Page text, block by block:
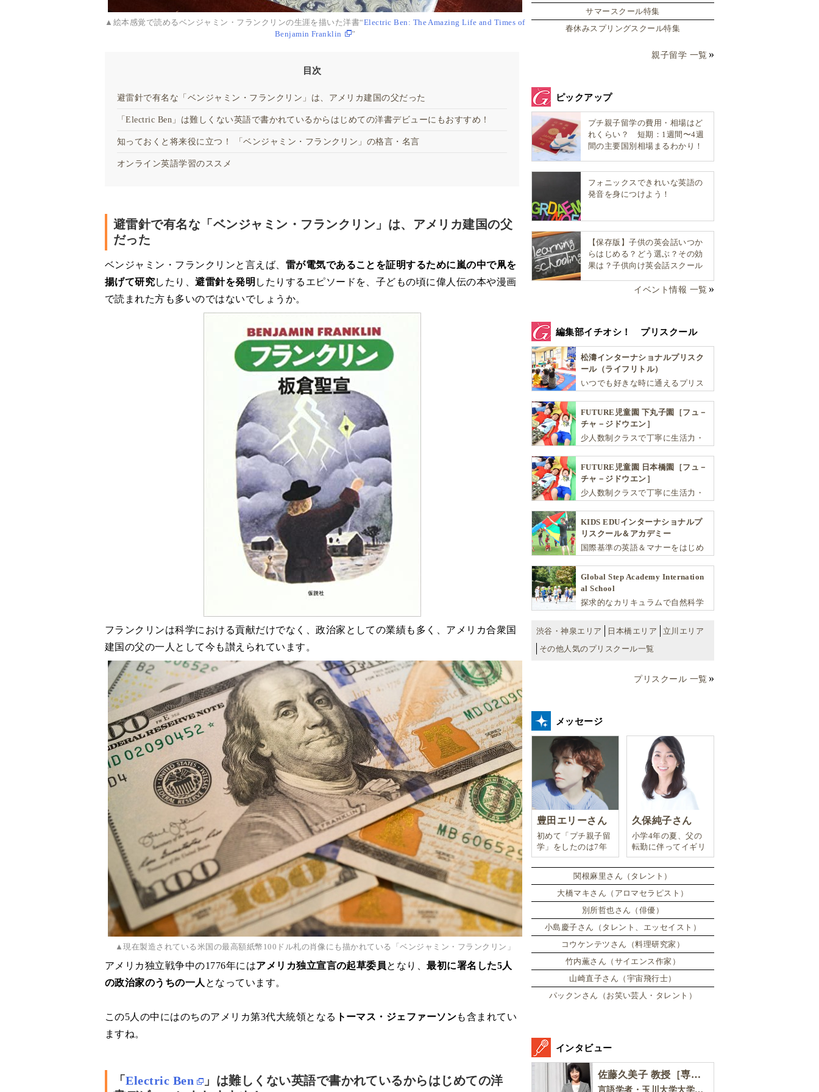
▲絵本感覚で読めるベンジャミン・フランクリンの生涯を描いた洋書“Electric Ben: The Amazing Life and Times of
Benjamin Franklin
”
目次
避雷針で有名な「ベンジャミン・フランクリン」は、アメリカ建国の父だった
「Electric Ben」は難しくない英語で書かれているからはじめての洋書デビューにもおすすめ！
知っておくと将来役に立つ！ 「ベンジャミン・フランクリン」の格言・名言
オンライン英語学習のススメ
避雷針で有名な「ベンジャミン・フランクリン」は、アメリカ建国の父
だった
ベンジャミン・フランクリンと言えば、 雷が電気であることを証明するために嵐の中で凧を
揚げて研究したり、避雷針を発明 したりするエピソードを、子どもの頃に偉人伝の本や漫画
で読まれた方も多いのではないでしょうか。
フランクリンは科学における貢献だけでなく、政治家としての業績も多く、アメリカ合衆国
建国の父の一人として今も讃えられています。
▲現在製造されている米国の最高額紙幣100ドル札の肖像にも描かれている「ベンジャミン・フランクリン」
アメリカ独立戦争中の1776年にはアメリカ独立宣言の起草委員となり、最初に署名した5人
の政治家のうちの一人 となっています。
この5人の中にはのちのアメリカ第3代大統領となる トーマス・ジェファーソンも含まれてい
ますね。
「Electric Ben 」は難しくない英語で書かれているからはじめての洋
サマースクール特集
春休みスプリングスクール特集
親子留学 一覧
ピックアップ
プチ親子留学の費用・相場はど
れくらい？ 短期：1週間〜4週
間の主要国別相場まるわかり！
フォニックスできれいな英語の
発音を身につけよう！
【保存版】子供の英会話いつか
らはじめる？どう選ぶ？その効
果は？子供向け英会話スクール
イベント情報 一覧
編集部イチオシ！ プリスクール
松濤インターナショナルプリスク
ール（ライフリトル）
いつでも好きな時に通えるプリス
性を尊重し、想像力豊かな感性、
自ら進んで学ぶこと、考える力を
育みます
FUTURE児童園 下丸子園［フュ－
チャ－ジドウエン］
少人数制クラスで丁寧に生活力・
能性を広げます！
FUTURE児童園 日本橋園［フュ－
チャ－ジドウエン］
少人数制クラスで丁寧に生活力・
能性を広げます！
KIDS EDUインターナショナルプ
リスクール＆アカデミー
国際基準の英語＆マナーをはじめ
EDU（キッズ・エデュ）」は幼児
から小学生まで一貫して学べる充
実のカリキュラムが魅力です
Global Step Academy Internation
al School
探求的なカリキュラムで自然科学
非認知能力を育てるインターナシ
ョナル・プリスクールです。
渋谷・神泉エリア 日本橋エリア
立川エリア
その他人気のプリスクール一覧
プリスクール 一覧
メッセージ
豊田エリーさん
初めて「プチ親子留
学」をしたのは7年
前。娘は2週間ロン
ドンのサマースクー
ルに通い、英語劇に
挑戦したり、
久保純子さん
小学4年の夏、父の
転勤に伴ってイギリ
スに引っ越した。
関根麻里さん（タレント）
大橋マキさん（アロマセラピスト）
別所哲也さん（俳優）
小島慶子さん（タレント、エッセイスト）
コウケンテツさん（料理研究家）
竹内薫さん（サイエンス作家）
山崎直子さん（宇宙飛行士）
パックンさん（お笑い芸人・タレント）
インタビュー
佐藤久美子 教授［専門家インタビュー］
言語学者・玉川大学大学院教育学研究科 教授・NHK「えいごであそぼ」総合指導